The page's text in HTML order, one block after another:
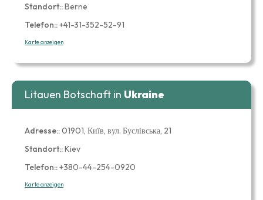
Standort::Berne
Telefon::+41-31-352-52-91
Karte anzeigen
Litauen Botschaft in Ukraine
Adresse::01901, Київ, вул. Буслівська, 21
Standort::Kiev
Telefon::+380-44-254-0920
Karte anzeigen